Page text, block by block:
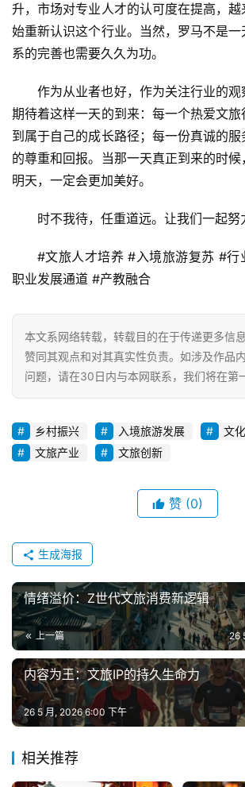
升，市场对专业人才的认可度在提高，
始重新认识这个行业。当然，罗马不是
系的完善也需要久久为功。
作为从业者也好，作为关注行业的
期待着这样一天的到来：每一个热爱文
到属于自己的成长路径；每一份真诚的
的尊重和回报。当那一天真正到来的时
明天，一定会更加美好。
时不我待，任重道远。让我们一起努
#文旅人才培养 #入境旅游复苏 #行
职业发展通道 #产教融合
本文系网络转载，转载目的在于传递更多信
赞同其观点和对其真实性负责。如涉及作品
问题，请在30日内与本网联系，我们将在第
乡村振兴 入境旅游发展
文
文旅产业
文旅创新
赞 (0)
生成海报
情绪溢价：Z世代文旅消费新逻辑
上一篇 26
内容为王：文旅IP的持久生命力
26 5 月, 2026 6:00 下午
相关推荐